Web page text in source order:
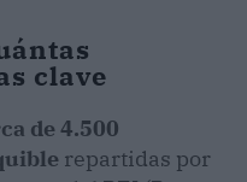
clave
de 4.500
repartidas por